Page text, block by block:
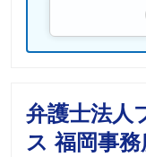
弁護士法人
ス 福岡事